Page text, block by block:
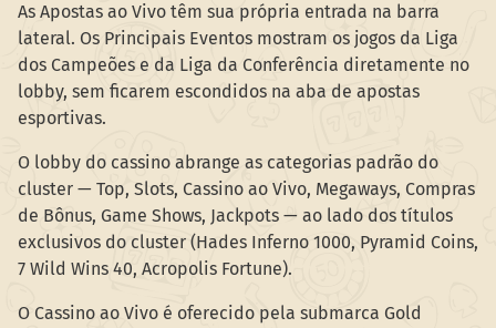
As Apostas ao Vivo têm sua própria entrada na barra
lateral. Os Principais Eventos mostram os jogos da Liga
dos Campeões e da Liga da Conferência diretamente no
lobby, sem ficarem escondidos na aba de apostas
esportivas.
O lobby do cassino abrange as categorias padrão do
cluster — Top, Slots, Cassino ao Vivo, Megaways, Compras
de Bônus, Game Shows, Jackpots — ao lado dos títulos
exclusivos do cluster (Hades Inferno 1000, Pyramid Coins,
7 Wild Wins 40, Acropolis Fortune).
O Cassino ao Vivo é oferecido pela submarca Gold